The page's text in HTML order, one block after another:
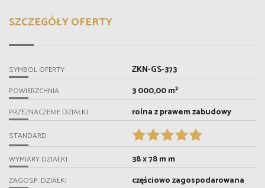
SZCZEGÓŁY OFERTY
SYMBOL OFERTY ZKN-GS-373
POWIERZCHNIA 3 000,00 m²
PRZEZNACZENIE DZIAŁKI rolna z prawem zabudowy
STANDARD
WYMIARY DZIAŁKI
38 x 78 m m
ZAGOSP. DZIAŁKI częściowo zagospodarowana